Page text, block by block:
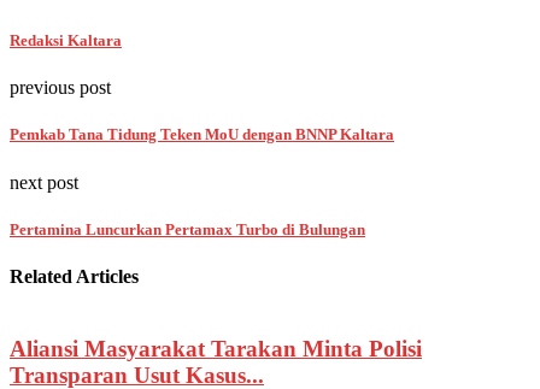
Redaksi Kaltara
previous post
Pemkab Tana Tidung Teken MoU dengan BNNP Kaltara
next post
Pertamina Luncurkan Pertamax Turbo di Bulungan
Related Articles
Aliansi Masyarakat Tarakan Minta Polisi
Transparan Usut Kasus...